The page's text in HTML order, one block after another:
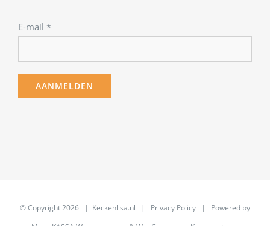
E-mail *
© Copyright2026 | Keckenlisa.nl | Privacy Policy | Powered by